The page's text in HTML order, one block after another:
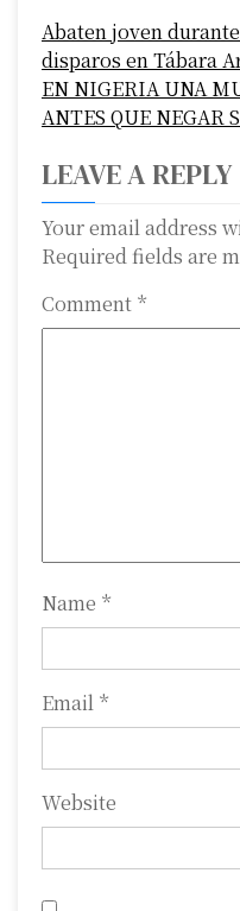
o
s
t
n
a
v
i
n
Abaten joven
disparos en Tábara
EN NIGERIA UNA
ANTES QUE NEGAR
LEAVE A REPLY
Your email address
Required fields are
Comment *
Name *
Email *
Website